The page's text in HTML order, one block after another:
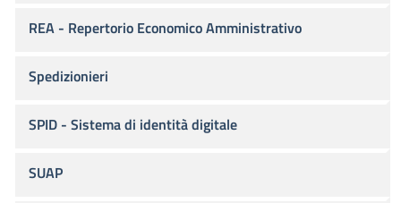
REA - Repertorio Economico Amministrativo
Spedizionieri
SPID - Sistema di identità digitale
SUAP